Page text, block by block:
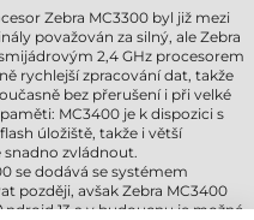
Zebra MC3300 byl již mezi
považován za silný, ale Zebra
2,4 GHz procesorem
rychlejší zpracování dat, takže
bez přerušení i při velké
MC3400 je k dispozici s
úložiště, takže i větší
snadno zvládnout.
se dodává se systémem
později, avšak Zebra MC3400
13 a v budoucnu je možné